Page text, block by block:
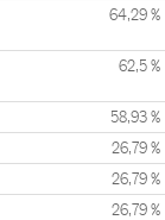
64,29 %
62,5 %
58,93 %
26,79 %
26,79 %
26,79 %